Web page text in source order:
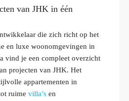
van JHK in één
die zich richt op het
en luxe woonomgevingen in
vind je een compleet overzicht
projecten van JHK. Het
appartementen in
ruime villa’s en